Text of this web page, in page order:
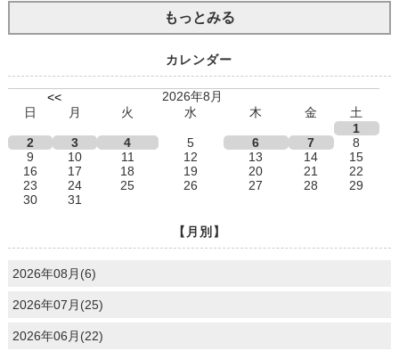
もっとみる
カレンダー
<<
2026年8月
日
月 火 水 木 金
土
1
2
3 4 5 6 7
8
9
10 11 12 13 14
15
16
17 18 19 20 21
22
23
24 25 26 27 28
29
30
31
【月別】
2026年08月(6)
2026年07月(25)
2026年06月(22)